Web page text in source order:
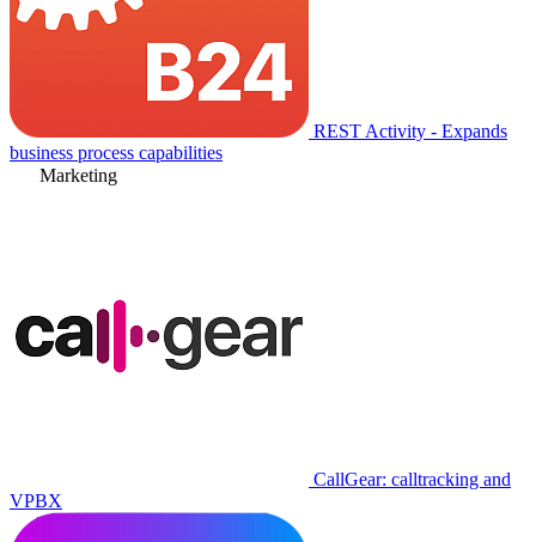
REST Activity - Expands
business process capabilities
Marketing
CallGear: calltracking and
VPBX